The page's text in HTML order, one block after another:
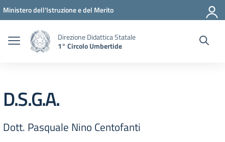
Vai ai contenuti
Vai al menu di navigazione
Vai al footer
Ministero dell'Istruzione e del Merito
Direzione Didattica Statale
1° Circolo Umbertide
D.S.G.A.
Dott. Pasquale Nino Centofanti